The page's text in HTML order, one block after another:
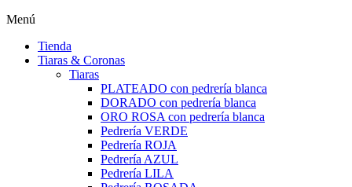
Menú
Tienda
Tiaras & Coronas
Tiaras
PLATEADO con pedrería blanca
DORADO con pedrería blanca
ORO ROSA con pedrería blanca
Pedrería VERDE
Pedrería ROJA
Pedrería AZUL
Pedrería LILA